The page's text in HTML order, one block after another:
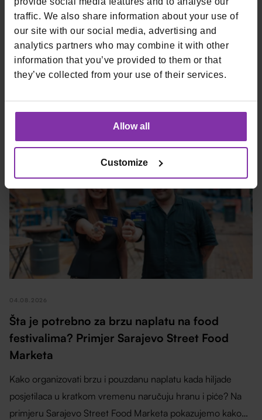
traffic. We also share information about your use of
our site with our social media, advertising and
analytics partners who may combine it with other
information that you’ve provided to them or that
they’ve collected from your use of their services.
Allow all
Customize
trgovci posluju na
Level 1infrastrukturi, s 3DS 2.2, tokenizacijom i
usklađenošću s PCI DSS 4.0.1, DORA i NIS2. Osjetljiva polja
kartica drže se u Monri okruženju.
04.08.2026
Šta je potrebno za brzu naplatu na food
festivalima? Primjer Sarajevo Street Food
Marketa
Kako organizovati brzu i pouzdanu naplatu kada hiljade
posjetilaca u kratkom vremenu naručuju hranu i piće? Na
primjeru Sarajevo Street Food Marketa pokazujemo kako